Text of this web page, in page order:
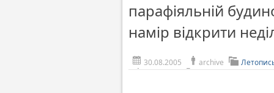
парафіяльній
намір відкрити
30.08.2005 archive